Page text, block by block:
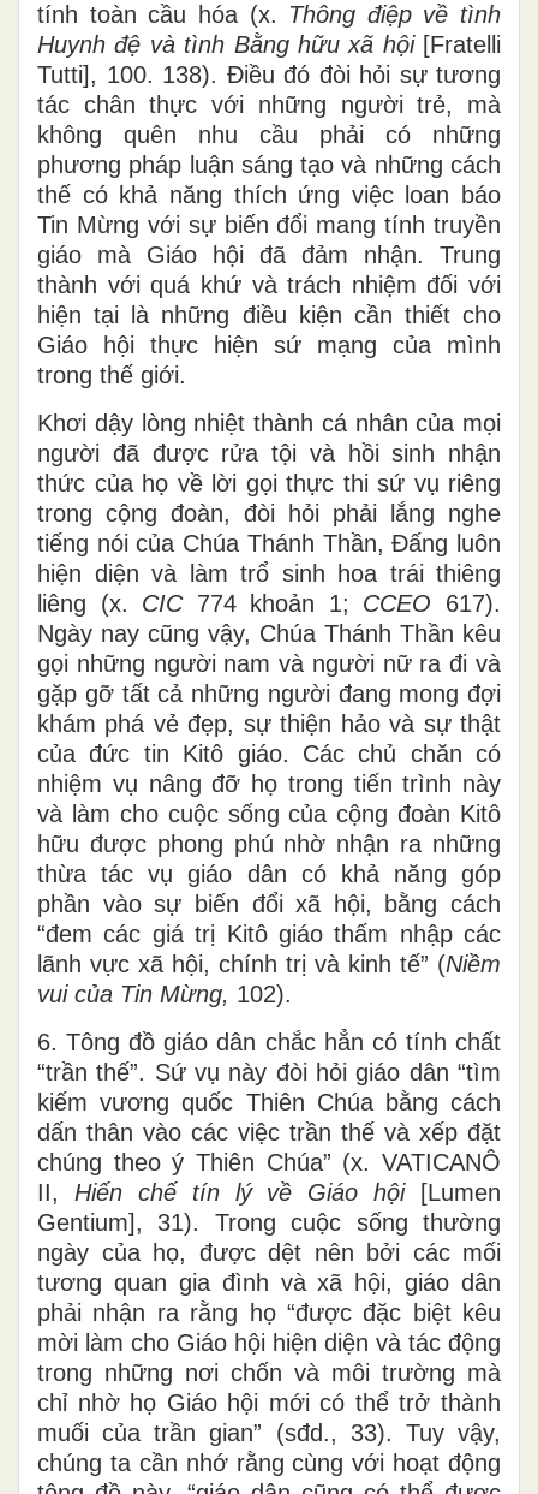
tính toàn cầu hóa (x. Thông điệp về tình
Huynh đệ và tình Bằng hữu xã hội [Fratelli
Tutti], 100. 138). Điều đó đòi hỏi sự tương
tác chân thực với những người trẻ, mà
không quên nhu cầu phải có những
phương pháp luận sáng tạo và những cách
thế có khả năng thích ứng việc loan báo
Tin Mừng với sự biến đổi mang tính truyền
giáo mà Giáo hội đã đảm nhận. Trung
thành với quá khứ và trách nhiệm đối với
hiện tại là những điều kiện cần thiết cho
Giáo hội thực hiện sứ mạng của mình
trong thế giới.
Khơi dậy lòng nhiệt thành cá nhân của mọi
người đã được rửa tội và hồi sinh nhận
thức của họ về lời gọi thực thi sứ vụ riêng
trong cộng đoàn, đòi hỏi phải lắng nghe
tiếng nói của Chúa Thánh Thần, Đấng luôn
hiện diện và làm trổ sinh hoa trái thiêng
liêng (x. CIC774 khoản 1; CCEO 617).
Ngày nay cũng vậy, Chúa Thánh Thần kêu
gọi những người nam và người nữ ra đi và
gặp gỡ tất cả những người đang mong đợi
khám phá vẻ đẹp, sự thiện hảo và sự thật
của đức tin Kitô giáo. Các chủ chăn có
nhiệm vụ nâng đỡ họ trong tiến trình này
và làm cho cuộc sống của cộng đoàn Kitô
hữu được phong phú nhờ nhận ra những
thừa tác vụ giáo dân có khả năng góp
phần vào sự biến đổi xã hội, bằng cách
“đem các giá trị Kitô giáo thấm nhập các
lãnh vực xã hội, chính trị và kinh tế” (Niềm
vui của Tin Mừng, 102).
6. Tông đồ giáo dân chắc hẳn có tính chất
“trần thế”. Sứ vụ này đòi hỏi giáo dân “tìm
kiếm vương quốc Thiên Chúa bằng cách
dấn thân vào các việc trần thế và xếp đặt
chúng theo ý Thiên Chúa” (x. VATICANÔ
II, Hiến chế tín lý về Giáo hội
[Lumen
Gentium], 31). Trong cuộc sống thường
ngày của họ, được dệt nên bởi các mối
tương quan gia đình và xã hội, giáo dân
phải nhận ra rằng họ “được đặc biệt kêu
mời làm cho Giáo hội hiện diện và tác động
trong những nơi chốn và môi trường mà
chỉ nhờ họ Giáo hội mới có thể trở thành
muối của trần gian” (sđd., 33). Tuy vậy,
chúng ta cần nhớ rằng cùng với hoạt động